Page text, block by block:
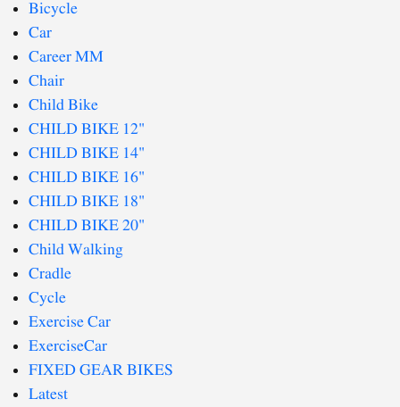
Bicycle
Car
Career MM
Chair
Child Bike
CHILD BIKE 12"
CHILD BIKE 14"
CHILD BIKE 16"
CHILD BIKE 18"
CHILD BIKE 20"
Child Walking
Cradle
Cycle
Exercise Car
ExerciseCar
FIXED GEAR BIKES
Latest